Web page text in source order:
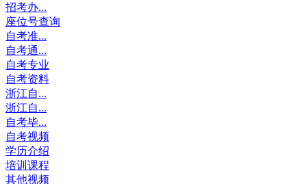
招考办...
座位号查询
自考准...
自考通...
自考专业
自考资料
浙江自...
浙江自...
自考毕...
自考视频
学历介绍
培训课程
其他视频